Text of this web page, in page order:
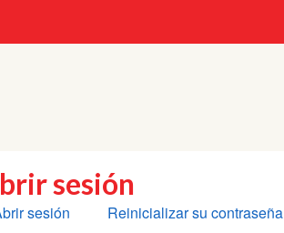
sesión
sesión Reinicializar su contraseña